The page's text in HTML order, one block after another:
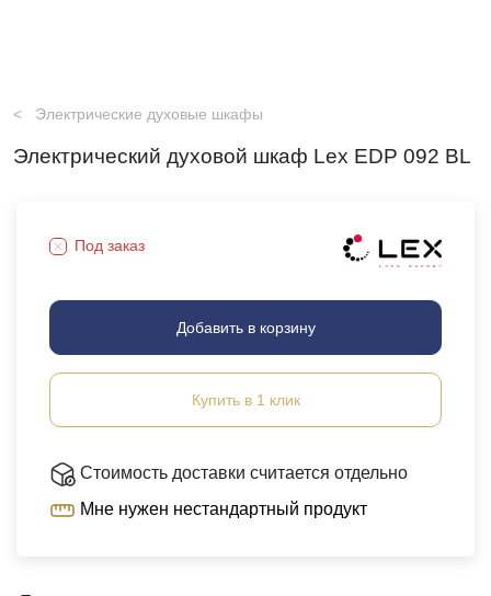
Электрические духовые шкафы
Электрический духовой шкаф Lex EDP 092 BL
Под заказ
Добавить в корзину
Купить в 1 клик
Стоимость доставки считается отдельно
Мне нужен нестандартный продукт